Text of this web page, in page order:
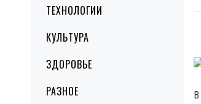
ТЕХНОЛОГИИ
КУЛЬТУРА
ЗДОРОВЬЕ
РАЗНОЕ
В